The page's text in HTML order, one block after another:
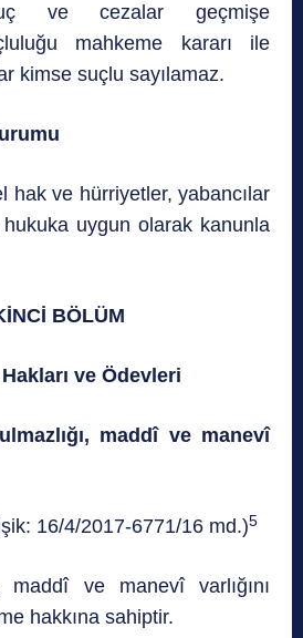
ve cezalar geçmişe
mahkeme kararı ile
kimse suçlu sayılamaz.
hak ve hürriyetler, yabancılar
hukuka uygun olarak kanunla
BÖLÜM
ve Ödevleri
maddî ve manevî
16/4/2017-6771/16 md.)5
maddî ve manevî varlığını
hakkına sahiptir.